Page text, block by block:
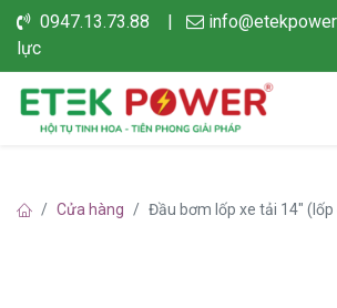
0947.13.73.88 | info@etekpower
lực
Cửa hàng Đầu bơm lốp xe tải 14" (lốp